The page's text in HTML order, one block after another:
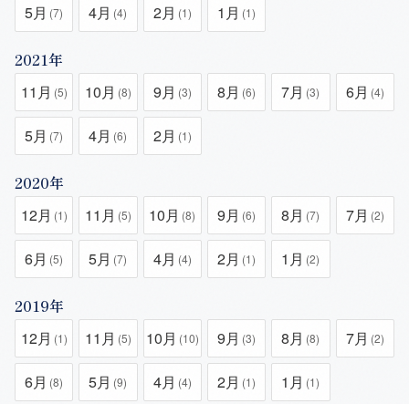
5月 (7) 4月 (4) 2月 (1) 1月 (1)
2021年
11月 (5) 10月 (8) 9月 (3) 8月 (6) 7月 (3) 6月 (4)
5月 (7) 4月 (6) 2月 (1)
2020年
12月 (1) 11月 (5) 10月 (8) 9月 (6) 8月 (7) 7月 (2)
6月 (5) 5月 (7) 4月 (4) 2月 (1) 1月 (2)
2019年
12月 (1) 11月 (5) 10月 (10) 9月 (3) 8月 (8) 7月 (2)
6月 (8) 5月 (9) 4月 (4) 2月 (1) 1月 (1)